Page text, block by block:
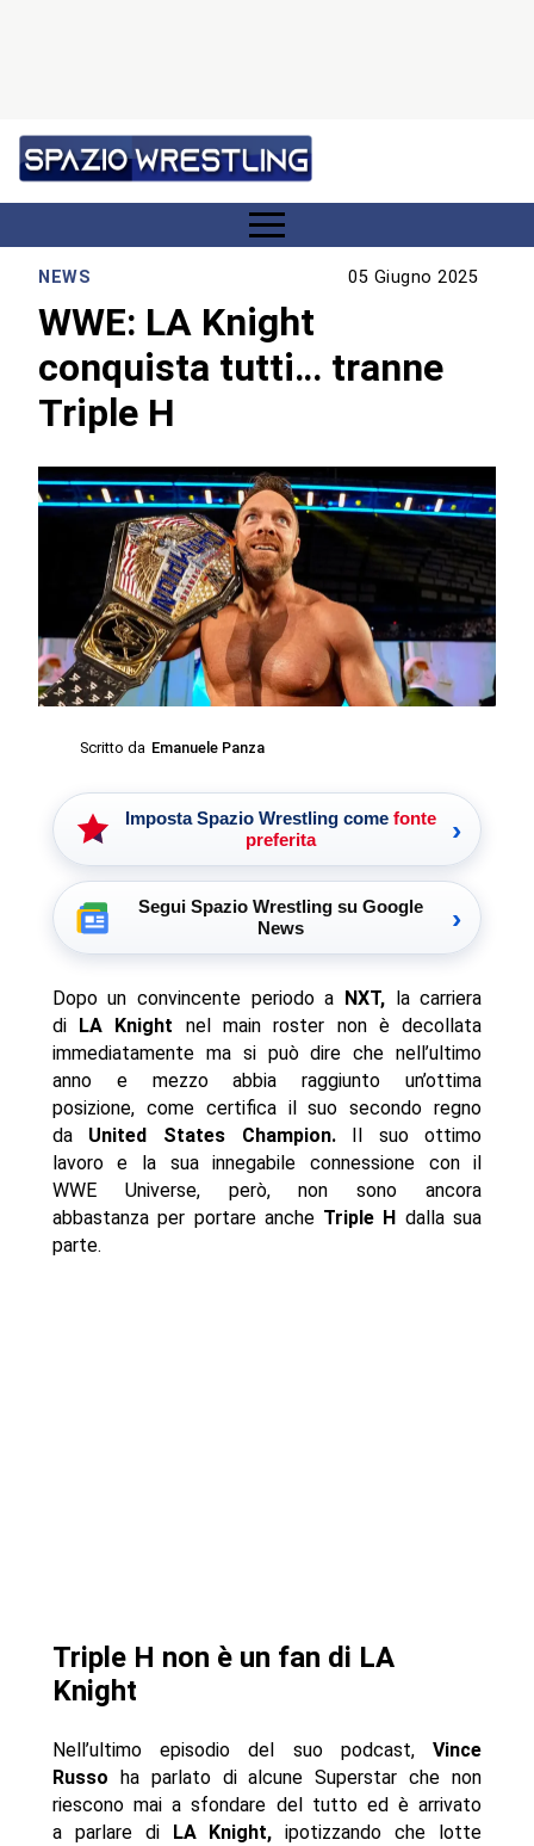
NEWS 05 Giugno 2025
WWE: LA Knight
conquista tutti… tranne
Triple H
Scritto da Emanuele Panza
Imposta Spazio Wrestling come fonte
preferita
›
Segui Spazio Wrestling su Google
News
›
Dopo un convincente periodo a NXT,la carriera
di
LA Knight nel main roster non è decollata
immediatamente ma si può dire che nell’ultimo
anno e mezzo abbia raggiunto un’ottima
posizione, come certifica il suo secondo regno
da United States Champion.Il suo ottimo
lavoro e la sua innegabile connessione con il
WWE Universe, però, non sono ancora
abbastanza per portare anche Triple H dalla sua
parte.
Triple H non è un fan di LA
Knight
Nell’ultimo episodio del suo podcast,Vince
Russo ha parlato di alcune Superstar che non
riescono mai a sfondare del tutto ed è arrivato
a parlare di
LA Knight, ipotizzando che lotte